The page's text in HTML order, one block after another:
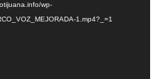
wp-
1.mp4?_=1